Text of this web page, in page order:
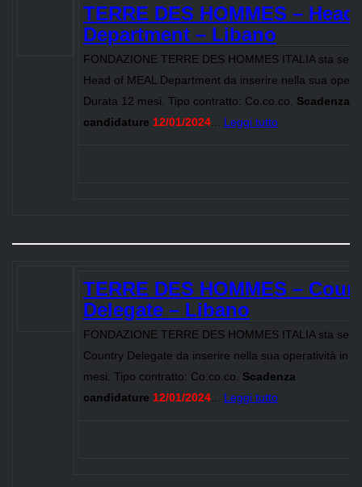
TERRE DES HOMMES –
Department – Libano
FONDAZIONE TERRE DES HOMMES ITALIA sta
Head of MEAL Department da inserire nella sua
Durata 12 mesi. Tipo contratto: Co.co.co. Scadenza
candidature 12/01/2024... Leggi tutto
TERRE DES HOMMES –
Delegate – Libano
FONDAZIONE TERRE DES HOMMES ITALIA sta
Country Delegate da inserire nella sua operatività in
mesi. Tipo contratto: Co.co.co. Scadenza
candidature 12/01/2024... Leggi tutto